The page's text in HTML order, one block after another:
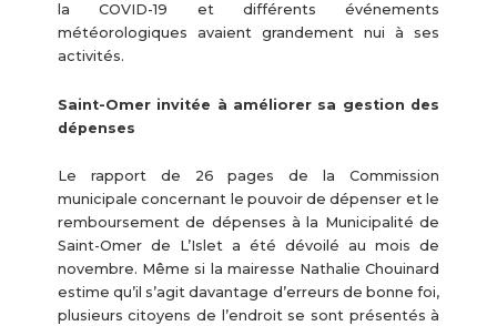
la COVID-19 et différents événements
météorologiques avaient grandement nui à ses
activités.
Saint-Omer invitée à améliorer sa gestion des
dépenses
Le rapport de 26 pages de la Commission
municipale concernant le pouvoir de dépenser et le
remboursement de dépenses à la Municipalité de
Saint-Omer de L’Islet a été dévoilé au mois de
novembre. Même si la mairesse Nathalie Chouinard
estime qu’il s’agit davantage d’erreurs de bonne foi,
plusieurs citoyens de l’endroit se sont présentés à